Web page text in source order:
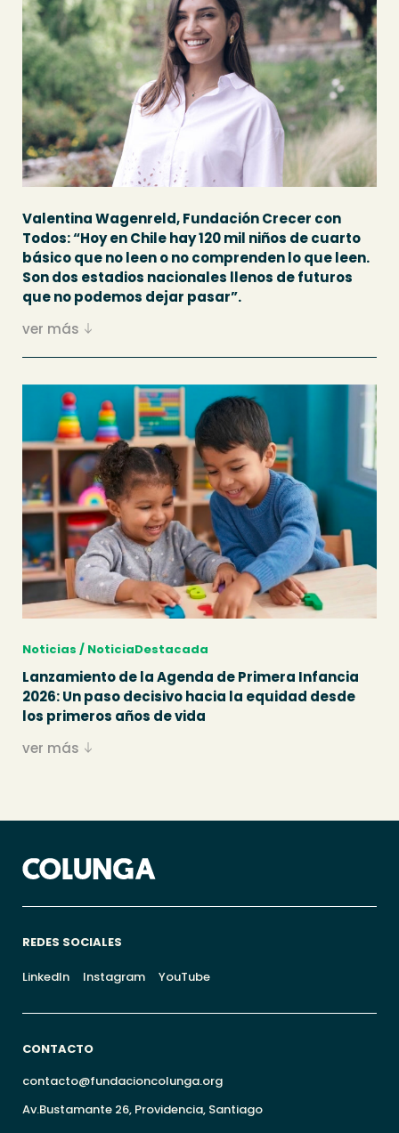
Valentina Wagenreld, Fundación Crecer con
Todos: “Hoy en Chile hay 120 mil niños de cuarto
básico que no leen o no comprenden lo que leen.
Son dos estadios nacionales llenos de futuros
que no podemos dejar pasar”.
ver más
Noticias / NoticiaDestacada
Lanzamiento de la Agenda de Primera Infancia
2026: Un paso decisivo hacia la equidad desde
los primeros años de vida
ver más
REDES SOCIALES
LinkedIn Instagram YouTube
CONTACTO
contacto@fundacioncolunga.org
Av.Bustamante 26, Providencia, Santiago